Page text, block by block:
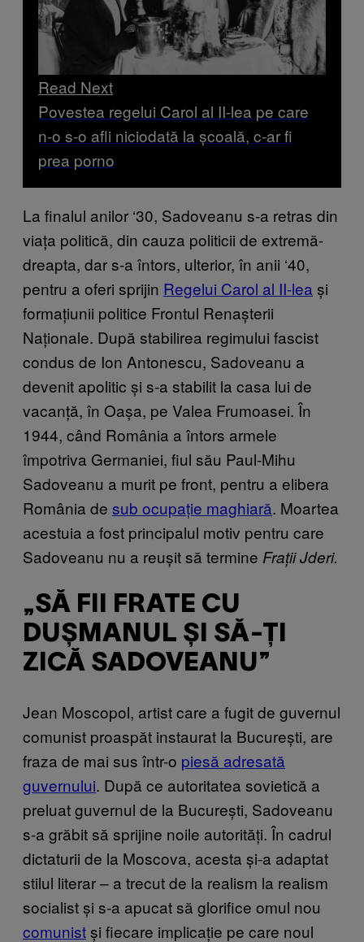
Read Next
Povestea regelui Carol al II-lea pe care
n-o s-o afli niciodată la școală, c-ar fi
prea porno
La finalul anilor ‘30, Sadoveanu s-a retras din
viața politică, din cauza politicii de extremă-
dreapta, dar s-a întors, ulterior, în anii ‘40,
pentru a oferi sprijin Regelui Carol al II-lea și
formațiunii politice Frontul Renașterii
Naționale. După stabilirea regimului fascist
condus de Ion Antonescu, Sadoveanu a
devenit apolitic și s-a stabilit la casa lui de
vacanță, în Oașa, pe Valea Frumoasei. În
1944, când România a întors armele
împotriva Germaniei, fiul său Paul-Mihu
Sadoveanu a murit pe front, pentru a elibera
România de sub ocupație maghiară. Moartea
acestuia a fost principalul motiv pentru care
Sadoveanu nu a reușit să termine Frații Jderi.
„SĂ FII FRATE CU
DUȘMANUL ȘI SĂ-ȚI
ZICĂ SADOVEANU”
Jean Moscopol, artist care a fugit de guvernul
comunist proaspăt instaurat la București, are
fraza de mai sus într-o piesă adresată
guvernului. După ce autoritatea sovietică a
preluat guvernul de la București, Sadoveanu
s-a grăbit să sprijine noile autorități. În cadrul
dictaturii de la Moscova, acesta și-a adaptat
stilul literar – a trecut de la realism la realism
socialist și s-a apucat să glorifice omul nou
comunistși fiecare implicație pe care noul